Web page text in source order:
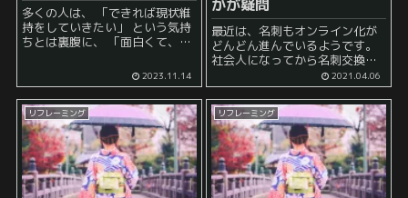
多くの人は、 「できれば現状維
持をしていきたい」 という気持
ちとは裏腹に、 「面白くて、刺
します。 後者については、 変化
が起こること を暗...
2023.11.14
かが疑問
最近は、名刺もオンライン化が
どんどん進んでいるようです。
社会人になってから名刺交換を
経験した人はたくさんいると思
われますが、名刺交換の際には
細かい点までさまざまなマナー
というのがあるようです。 正直
覚えきれません。 ベ...
2021.04.06
リフレーミング リフレーミング